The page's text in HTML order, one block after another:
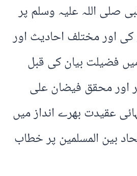
صلی اللہ علیہ وسلم پر
اور مختلف احادیث اور
فضیلت بیان کی قبل
اور محقق فیضان علی
عقیدت بھرے انداز میں
بین المسلمین پر خطاب